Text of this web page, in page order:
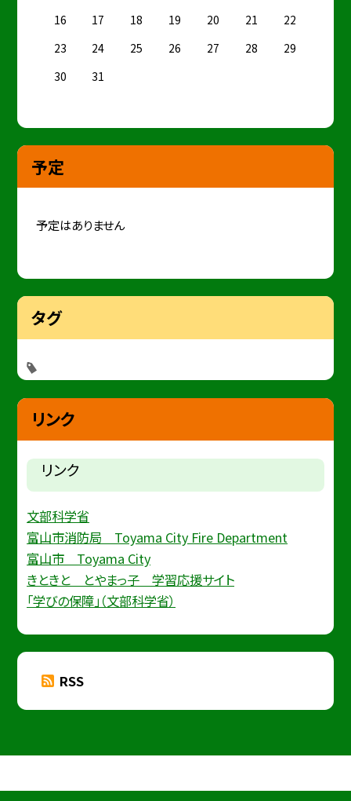
16
17 18 19 20 21
22
23
24 25 26 27 28
29
30
31
予定
予定はありません
タグ
リンク
リンク
文部科学省
富山市消防局 Toyama City Fire Department
富山市 Toyama City
きときと とやまっ子 学習応援サイト
「学びの保障」（文部科学省）
RSS